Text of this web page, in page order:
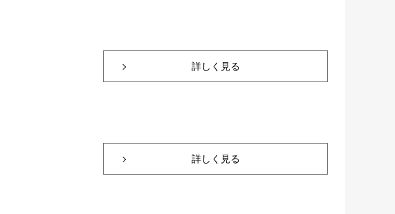
詳しく見る
詳しく見る